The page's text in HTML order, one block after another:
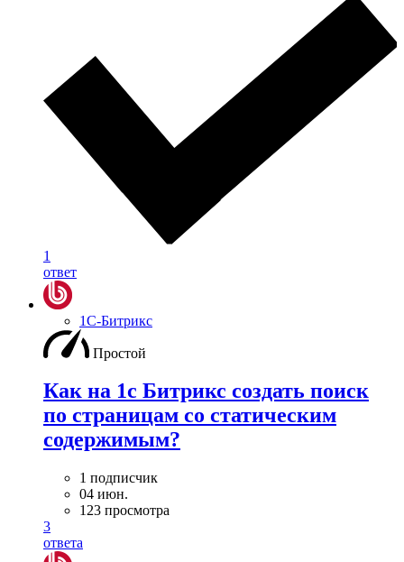
1
ответ
1С-Битрикс
Простой
Как на 1с Битрикс создать поиск
по страницам со статическим
содержимым?
1 подписчик
04 июн.
123 просмотра
3
ответа